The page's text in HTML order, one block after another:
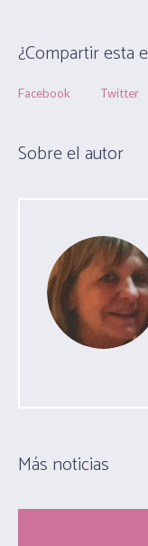
¿Compartir esta
Facebook Twitter
Sobre el autor
Más noticias